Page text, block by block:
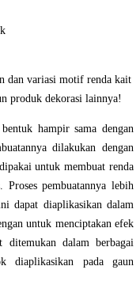
dan variasi motif renda kait
produk dekorasi lainnya!
hampir sama dengan
dilakukan dengan
untuk membuat renda
pembuatannya lebih
dapat diaplikasikan dalam
untuk menciptakan efek
dalam berbagai
diaplikasikan pada gaun